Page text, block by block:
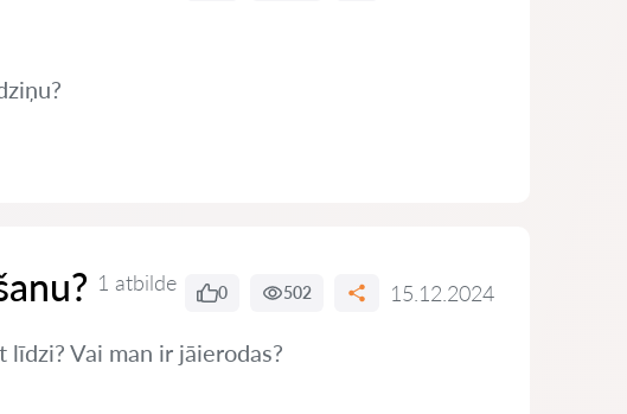
1 atbilde 0 502 15.12.2024
Vai man ir jāierodas?